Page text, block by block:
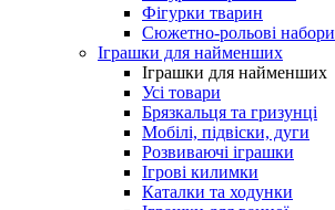
Фігурки тварин
Сюжетно-рольові набори
Іграшки для найменших
Іграшки для найменших
Усі товари
Брязкальця та гризунці
Мобілі, підвіски, дуги
Розвиваючі іграшки
Ігрові килимки
Каталки та ходунки